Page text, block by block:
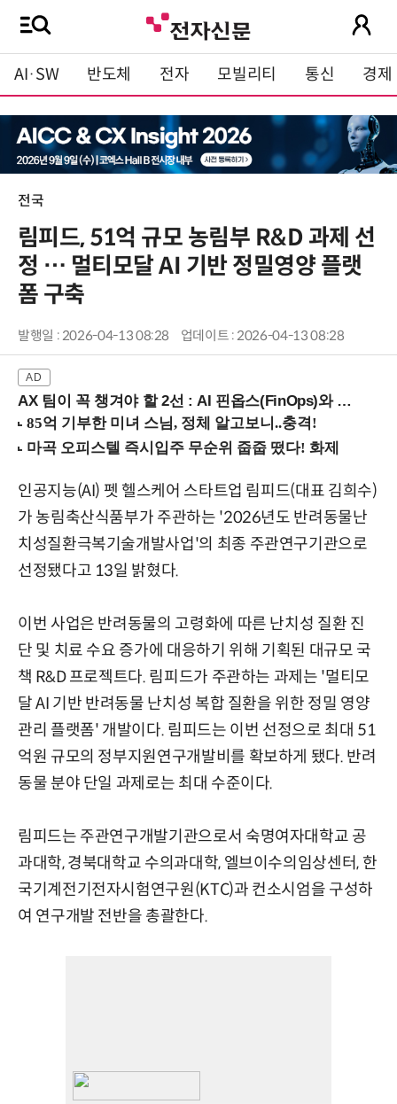
AI·SW 반도체 전자 모빌리티 통신 경제
전국
림피드, 51억 규모 농림부 R&D 과제 선
정 … 멀티모달 AI 기반 정밀영양 플랫
폼 구축
발행일 : 2026-04-13 08:28 업데이트 : 2026-04-13 08:28
AX 팀이 꼭 챙겨야 할 2선 : AI 핀옵스(FinOps)와 토큰 거버넌스 (8/21 잠실역)
인공지능(AI) 펫 헬스케어 스타트업 림피드(대표 김희수)
가 농림축산식품부가 주관하는 '2026년도 반려동물난
치성질환극복기술개발사업'의 최종 주관연구기관으로
선정됐다고 13일 밝혔다.
이번 사업은 반려동물의 고령화에 따른 난치성 질환 진
단 및 치료 수요 증가에 대응하기 위해 기획된 대규모 국
책 R&D 프로젝트다. 림피드가 주관하는 과제는 '멀티모
달 AI 기반 반려동물 난치성 복합 질환을 위한 정밀 영양
관리 플랫폼' 개발이다. 림피드는 이번 선정으로 최대 51
억원 규모의 정부지원연구개발비를 확보하게 됐다. 반려
동물 분야 단일 과제로는 최대 수준이다.
림피드는 주관연구개발기관으로서 숙명여자대학교 공
과대학, 경북대학교 수의과대학, 엘브이수의임상센터, 한
국기계전기전자시험연구원(KTC)과 컨소시엄을 구성하
여 연구개발 전반을 총괄한다.